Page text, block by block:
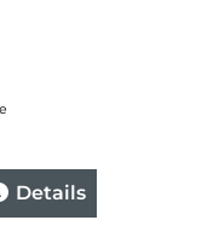
Details